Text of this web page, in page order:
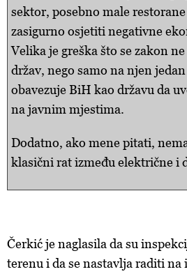
sektor, posebno male
zasigurno osjetiti negativne
Velika je greška što se zakon
držav, nego samo na njen
obavezuje BiH kao državu da
na javnim mjestima.
Dodatno, ako mene pitati,
klasični rat između električne i
Čerkić je naglasila da su
terenu i da se nastavlja raditi